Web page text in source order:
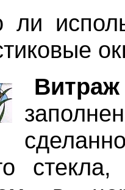
ли
Витраж